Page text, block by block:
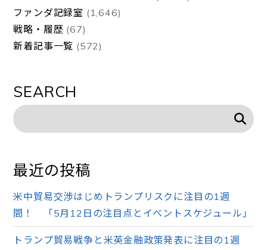
ファンダ記録室 (1,646)
戦略・履歴 (67)
新着記事一覧 (572)
SEARCH
最近の投稿
米中貿易交渉はじめトランプリスクに注目の1週
間！ 「5月12日の注目点とイベントスケジュール」
トランプ貿易戦争と米英金融政策発表に注目の1週